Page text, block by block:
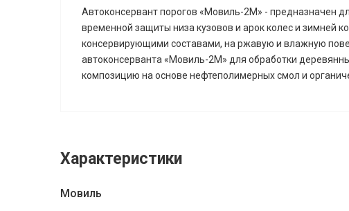
Автоконсервант порогов «Мовиль-2М» - предназначен
временной защиты низа кузовов и арок колес и зимней
консервирующими составами, на ржавую и влажную
автоконсерванта «Мовиль-2М» для обработки
композицию на основе нефтеполимерных смол и
Характеристики
Мовиль